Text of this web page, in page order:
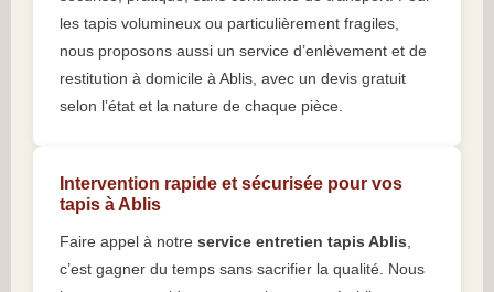
les tapis volumineux ou particulièrement fragiles,
nous proposons aussi un service d’enlèvement et de
restitution à domicile à Ablis, avec un devis gratuit
selon l’état et la nature de chaque pièce.
Intervention rapide et sécurisée pour vos
tapis à Ablis
Faire appel à notre service entretien tapis Ablis,
c’est gagner du temps sans sacrifier la qualité. Nous